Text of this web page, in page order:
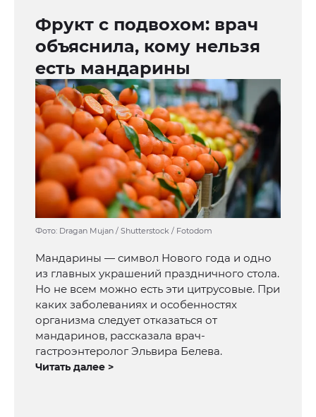
Фрукт с подвохом: врач
объяснила, кому нельзя
есть мандарины
Фото: Dragan Mujan / Shutterstock / Fotodom
Мандарины — символ Нового года и одно
из главных украшений праздничного стола.
Но не всем можно есть эти цитрусовые. При
каких заболеваниях и особенностях
организма следует отказаться от
мандаринов, рассказала врач-
гастроэнтеролог Эльвира Белева.
Читать далее >